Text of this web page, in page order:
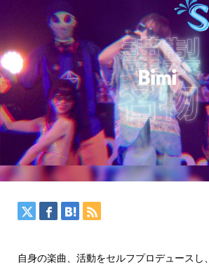
自身の楽曲、活動をセルフプロデュースし